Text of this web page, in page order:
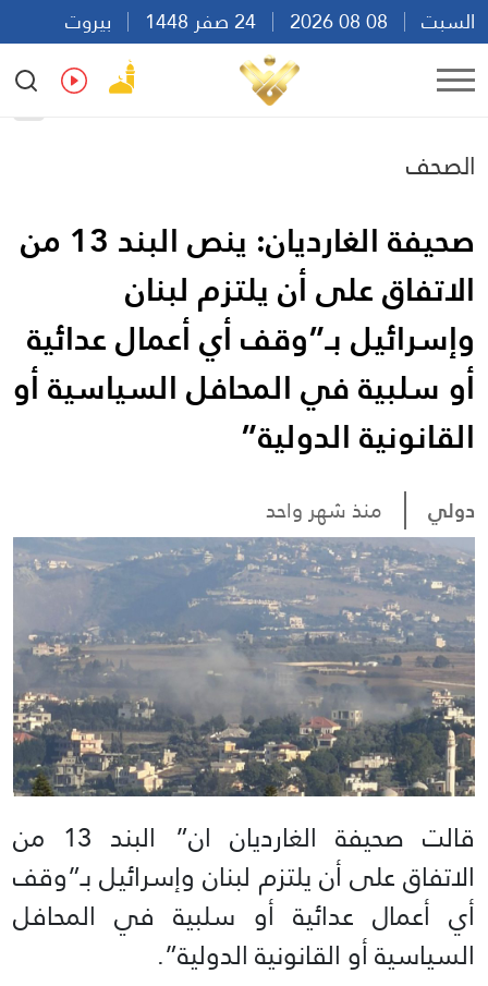
السبت
بيروت
16:13
Ar
الصحف
صحيفة الغارديان: ينص البند 13 من
الاتفاق على أن يلتزم لبنان
وإسرائيل بـ”وقف أي أعمال عدائية
أو سلبية في المحافل السياسية أو
القانونية الدولية”
دولي منذ شهر واحد
قالت صحيفة الغارديان ان” البند 13 من
الاتفاق على أن يلتزم لبنان وإسرائيل بـ”وقف
أي أعمال عدائية أو سلبية في المحافل
السياسية أو القانونية الدولية”.